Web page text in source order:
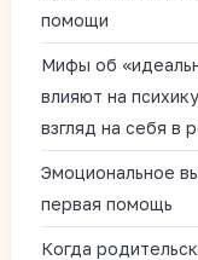
помощи
Мифы об
влияют на
взгляд на себя в
Эмоциональное
первая помощь
Когда